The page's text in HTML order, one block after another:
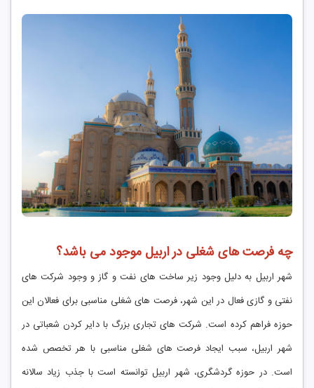
چه فرصت های شغلی در اربیل موجود می باشد؟
شهر اربیل به دلیل وجود زیر ساخت های نفت و گاز و وجود شرکت های
نفتی و گازی فعال در این شهر، فرصت های شغلی مناسبی برای فعالان این
حوزه فراهم کرده است. شرکت های تجاری بزرگ با دایر کردن شعباتی در
شهر اربیل، سبب ایجاد فرصت های شغلی مناسبی با هر تخصص شده
است. در حوزه گردشگری، شهر اربیل توانسته است با جذب زیاد سالانه